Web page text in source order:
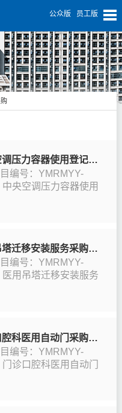
公众版 员工版
云梦县人民医院中央空调压力容器使用登记证办理服务项目
编号：YMRMYY-
央空调压力容器使用
购方式：院内询价议
云梦县人民医院医用吊塔迁移安装服务采购项目
编号：YMRMYY-
用吊塔迁移安装服务
价4.预算金额：1.6万
云梦县人民医院门诊口腔科医用自动门采购项目
编号：YMRMYY-
诊口腔科医用自动门
内询价议价4.预算金